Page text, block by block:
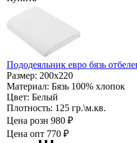
Пододеяльник евро бязь
Размер: 200х220
Материал: Бязь 100% хлопок
Цвет: Белый
Плотность: 125 гр.\м.кв.
Цена розн 980 ₽
Цена опт 770 ₽